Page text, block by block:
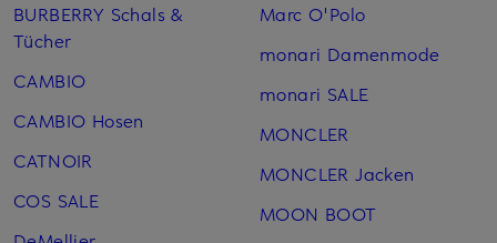
BURBERRY Schals &
Tücher
CAMBIO
CAMBIO Hosen
CATNOIR
COS SALE
Marc O'Polo
monari Damenmode
monari SALE
MONCLER
MONCLER Jacken
MOON BOOT